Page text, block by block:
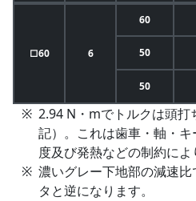
□60 6
60
50
50
2.94 N・mでトルクは頭打
記）。これは歯車・軸・
度及び発熱などの制約によ
濃いグレー下地部の減速
タと逆になります。